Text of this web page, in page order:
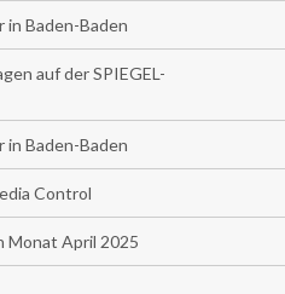
in Baden-Baden
auf der SPIEGEL-
in Baden-Baden
Control
Monat April 2025